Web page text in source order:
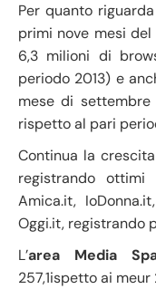
Per quanto
primi nove mesi
6,3 milioni di
periodo 2013) e
mese di settembre
rispetto al pari
Continua la
registrando
Amica.it,
Oggi.it, registrando
L’area Media
257,1ispetto ai